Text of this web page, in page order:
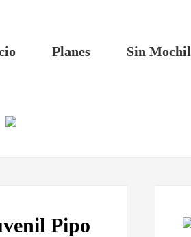
Planes Sin
Pipo